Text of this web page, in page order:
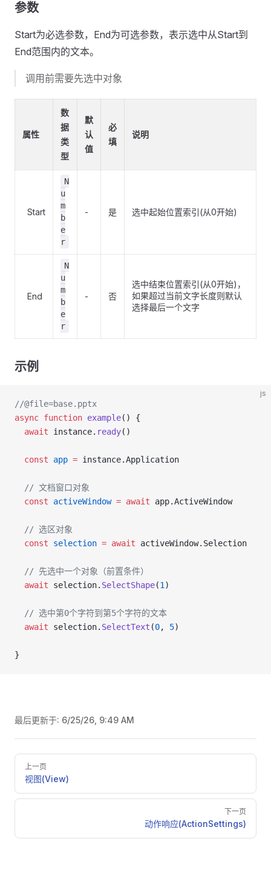
参数
Start为必选参数，End为可选参数，表示选中从Start到
End范围内的文本。
调用前需要先选中对象
属性
数
据
类
型
默
认
值
必
填
说明
Start
N
u
m
b
e
r
- 是 选中起始位置索引(从0开始)
End
N
u
m
b
e
r
- 否
选中结束位置索引(从0开始)，
如果超过当前文字长度则默认
选择最后一个文字
示例
js
//@file=base.pptx
async function example() {
  await
instance. ready()
  const
app = instance.Application
  // 文档窗口对象
  const
activeWindow = await app.ActiveWindow
  // 选区对象
  const
selection = await activeWindow.Selection
  // 先选中一个对象（前置条件）
  await
selection. SelectShape(1 )
  // 选中第0个字符到第5个字符的文本
  await
selection. SelectText (0, 5)
}
最后更新于: 6/25/26, 9:49 AM
Pager
上一页
视图(View)
下一页
动作响应(ActionSettings)